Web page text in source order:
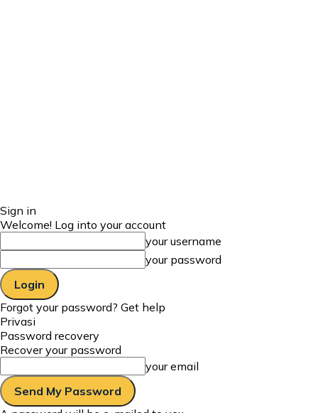
Sign in
Welcome! Log into your account
your username
your password
Forgot your password? Get help
Privasi
Password recovery
Recover your password
your email